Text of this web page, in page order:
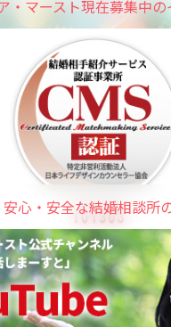
・マースト現在募集中の
安心・安全な結婚相談所